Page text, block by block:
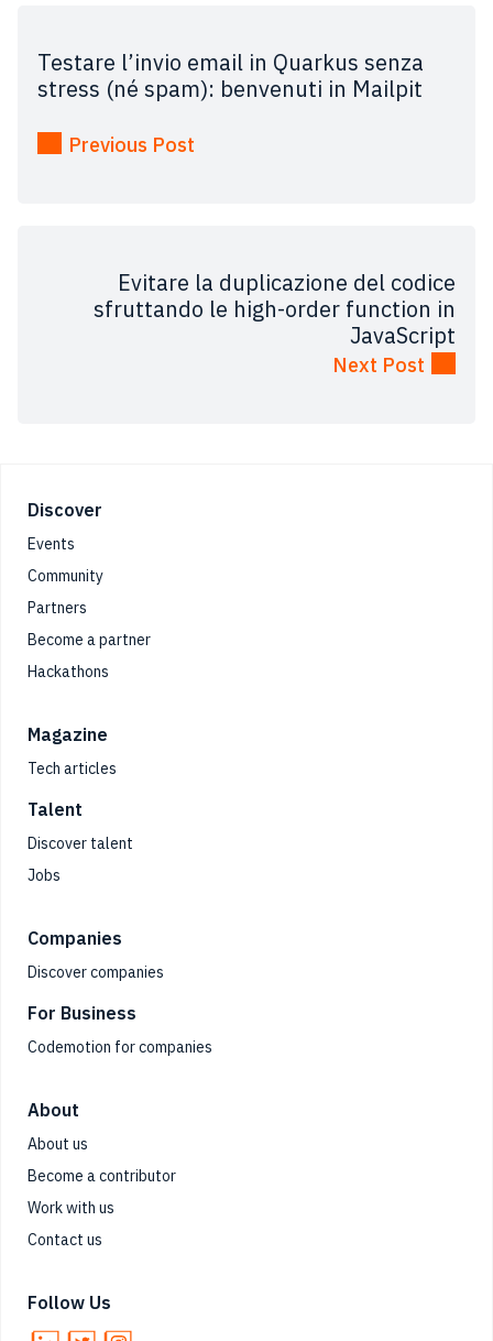
Testare l’invio email in Quarkus senza
stress (né spam): benvenuti in Mailpit
Previous Post
Evitare la duplicazione del codice
sfruttando le high-order function in
JavaScript
Next Post
Footer
Discover
Events
Community
Partners
Become a partner
Hackathons
Magazine
Tech articles
Talent
Discover talent
Jobs
Companies
Discover companies
For Business
Codemotion for companies
About
About us
Become a contributor
Work with us
Contact us
Follow Us